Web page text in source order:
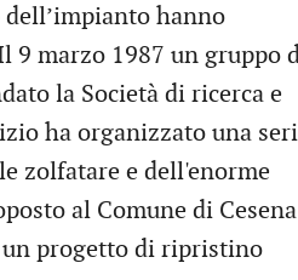
hanno
9 marzo 1987 un gruppo
la Società di ricerca e
ha organizzato una
zolfatare e dell'enorme
al Comune di
un progetto di ripristino